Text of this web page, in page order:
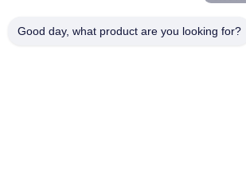
Good day, what product are you looking for?